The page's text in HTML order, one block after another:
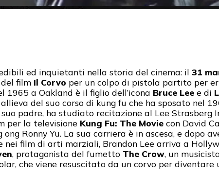
ed inquietanti nella storia del cinema: il 31
film Il Corvo per un colpo di pistola partito per
1965 a Oakland è il figlio dell’icona Bruce Lee e di
del suo corso di kung fu che ha sposato nel
padre, ha studiato recitazione al Lee Strasberg
per la televisione Kung Fu: The Movie con David
ong Ronny Yu. La sua carriera è in ascesa, e dopo
nei film di arti marziali, Brandon Lee arriva a
, protagonista del fumetto The Crow, un
che viene resuscitato da un corvo per diventare